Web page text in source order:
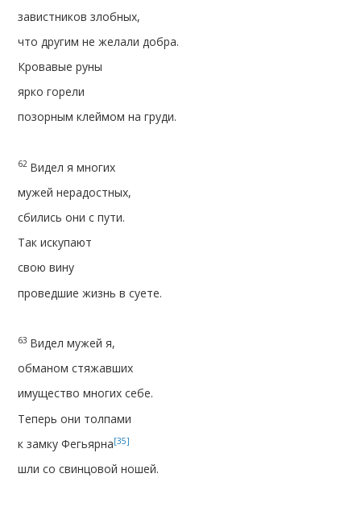
завистников злобных,
что другим не желали добра.
Кровавые руны
ярко горели
позорным клеймом на груди.
62 Видел я многих
мужей нерадостных,
сбились они с пути.
Так искупают
свою вину
проведшие жизнь в суете.
63 Видел мужей я,
обманом стяжавших
имущество многих себе.
Теперь они толпами
к замку Фегьярна[35]
шли со свинцовой ношей.